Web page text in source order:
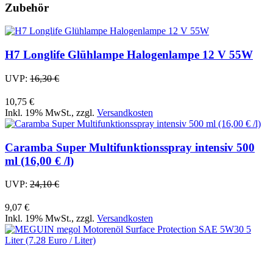
Zubehör
H7 Longlife Glühlampe Halogenlampe 12 V 55W
UVP: 16,30 €
10,75 €
Inkl. 19% MwSt., zzgl. Versandkosten
Caramba Super Multifunktionsspray intensiv 500
ml (16,00 € /l)
UVP: 24,10 €
9,07 €
Inkl. 19% MwSt., zzgl. Versandkosten